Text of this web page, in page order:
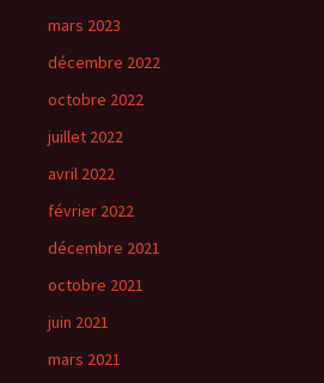
mars 2023
décembre 2022
octobre 2022
juillet 2022
avril 2022
février 2022
décembre 2021
octobre 2021
juin 2021
mars 2021